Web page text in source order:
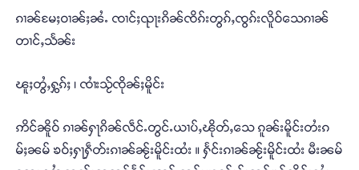
ၵၢၼ်မႄႈဝၢၼ်ႈၼႆႉ ၸၢင်ႈၺႃးၵိၼ်ၸိၵ်းတွၵ်ႇၸွၵ်းလိူဝ်သေၵၢၼ်
တၢင်ႇသႅၼ်း
ၽူႈတွႆႇႁွၵ်ႈ ၊ ၸၢႆးသႂ်ၸိုၼ်ႈမိူင်း
ဢိင်ၼိူဝ် ၵၢၼ်ႁႃၵိၼ်လဵင်ႉတွင်ႉယၢပ်ႇၽိုတ်ႇသေ ၵူၼ်းမိူင်းတႆးၵ
မ်ႈၼမ် ၶဝ်ႈႁႃႁဵတ်းၵၢၼ်ၼႂ်းမိူင်းထႆး ။ ႁႅင်းၵၢၼ်ၼႂ်းမိူင်းထႆး မီးၼမ်